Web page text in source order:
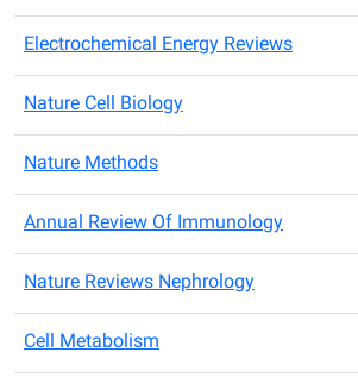
Electrochemical Energy Reviews
Nature Cell Biology
Nature Methods
Annual Review Of Immunology
Nature Reviews Nephrology
Cell Metabolism